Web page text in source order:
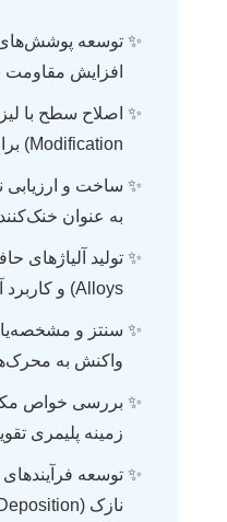
توسعه پوشش‌های
افزایش
Modification) برای بهبود خواص مکانیکی.
به عنوان
Alloys) و کاربرد آنها در محرک‌ها.
سنتز و
واکنش به
بررسی خواص
زمینه پلیمری
توسعه